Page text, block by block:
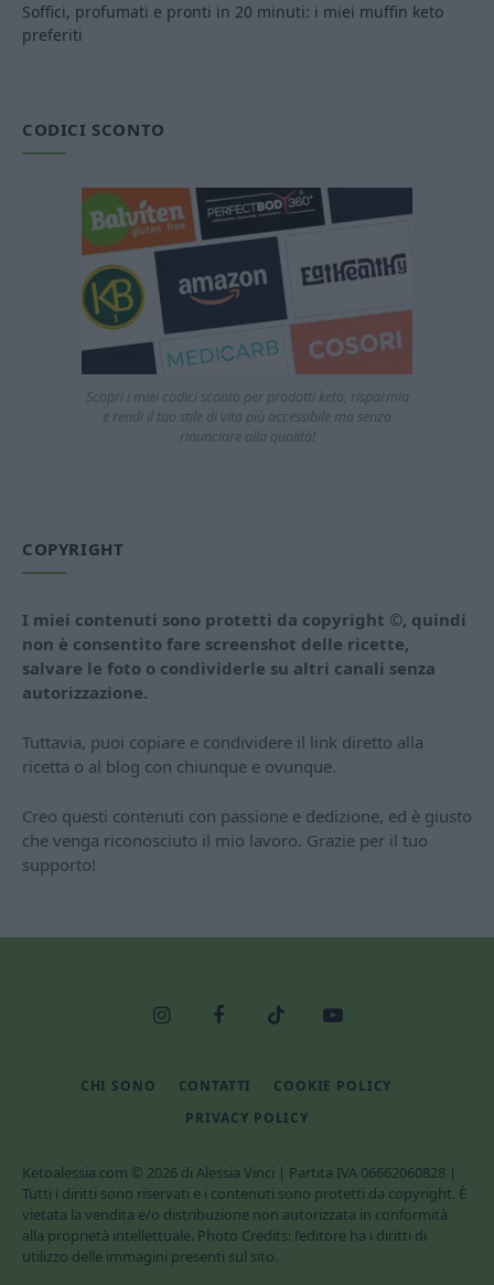
Soffici, profumati e pronti in 20 minuti: i miei muffin keto
preferiti
CODICI SCONTO
Scopri i miei codici sconto per prodotti keto, risparmia
e rendi il tuo stile di vita più accessibile ma senza
rinunciare alla qualità!
COPYRIGHT
I miei contenuti sono protetti da copyright ©, quindi
non è consentito fare screenshot delle ricette,
salvare le foto o condividerle su altri canali senza
autorizzazione.
Tuttavia, puoi copiare e condividere il link diretto alla
ricetta o al blog con chiunque e ovunque.
Creo questi contenuti con passione e dedizione, ed è giusto
che venga riconosciuto il mio lavoro. Grazie per il tuo
supporto!
InstagramFacebookTikTok YouTube
CHI SONO CONTATTI
COOKIE POLICY
PRIVACY POLICY
Ketoalessia.com © 2026 di Alessia Vinci | Partita IVA 06662060828 |
Tutti i diritti sono riservati e i contenuti sono protetti da copyright. È
vietata la vendita e/o distribuzione non autorizzata in conformità
alla proprietà intellettuale. Photo Credits: l’editore ha i diritti di
utilizzo delle immagini presenti sul sito.